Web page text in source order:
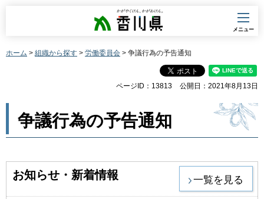
香川県
メニュー
ホーム > 組織から探す > 労働委員会 > 争議行為の予告通知
ページID：13813 公開日：2021年8月13日
争議行為の予告通知
お知らせ・新着情報 一覧を見る